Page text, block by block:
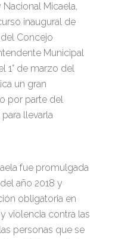
Micaela,
inaugural de
Concejo
Municipal
1° de marzo del
un gran
por parte del
llevarla
fue promulgada
año 2018 y
obligatoria en
violencia contra las
personas que se